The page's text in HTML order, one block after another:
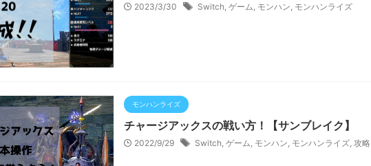
2023/3/30 Switch ゲーム モンハン モンハンライズ
モンハンライズ
チャージアックスの戦い方！【サンブレイク】
2022/9/29 Switch, ゲーム, モンハン, モンハンライズ, 攻略